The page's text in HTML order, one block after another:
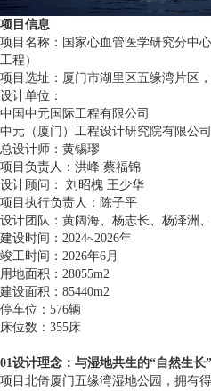
项目信息
项目名称：国家心血管医学研究分中
工程）
项目选址：厦门市湖里区五缘湾片区
设计单位：
中国中元国际工程有限公司
中元（厦门）工程设计研究院有限公司
总设计师：黄锡璆
项目负责人：洪峰 蔡福锦
设计顾问： 刘昭槐 王少华
项目执行负责人：陈子平
设计团队：黄阔海、杨志长、杨泽洲
建设时间：2024~2026年
竣工时间：2026年6月
用地面积：28055m2
建设面积：85440m2
停车位：576辆
床位数：355床
01设计理念：与湿地共生的“自然生长
项目北倚厦门五缘湾湿地公园，拥有